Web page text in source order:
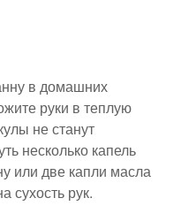
в домашних
руки в теплую
не станут
несколько капель
или две капли масла
сухость рук.